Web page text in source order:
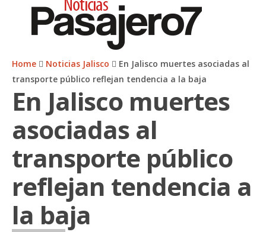
Home Noticias Jalisco
En Jalisco muertes asociadas al
transporte público reflejan tendencia a la baja
En Jalisco muertes
asociadas al
transporte público
reflejan tendencia a
la baja